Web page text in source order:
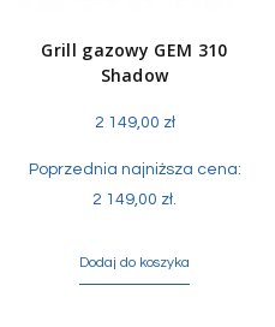
Grill gazowy GEM 310
Shadow
2 149,00 zł
Poprzednia najniższa cena:
2 149,00 zł.
Dodaj do koszyka